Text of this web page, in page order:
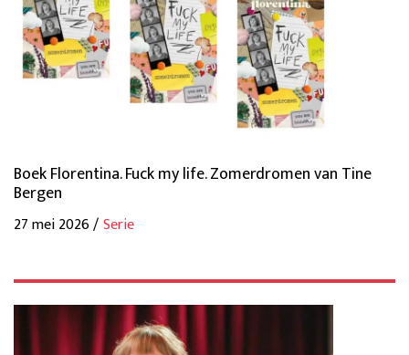
Boek Florentina. Fuck my life. Zomerdromen van Tine
Bergen
27 mei 2026 /Serie